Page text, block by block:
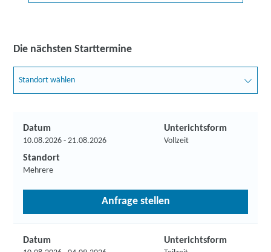
Die nächsten Starttermine
Standort wählen
Datum
10.08.2026 - 21.08.2026
Unterichtsform
Vollzeit
Standort
Mehrere
Anfrage stellen
Datum Unterichtsform